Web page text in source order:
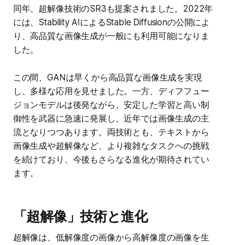
同年、超解像技術のSR3も提案されました。2022年
には、Stability AIによるStable Diffusionの公開によ
り、高品質な画像生成が一般にも利用可能になりま
した。
この間、GANは早くから高品質な画像生成を実現
し、多様な応用を見せました。一方、ディフフュー
ジョンモデルは後発ながら、安定した学習と高い制
御性を武器に急速に発展し、近年では画像生成の主
流となりつつあります。両技術とも、テキストから
画像生成や超解像など、より複雑なタスクへの挑戦
を続けており、今後もさらなる進化が期待されてい
ます。
「超解像」技術と進化
超解像は、低解像度の画像から高解像度の画像を生